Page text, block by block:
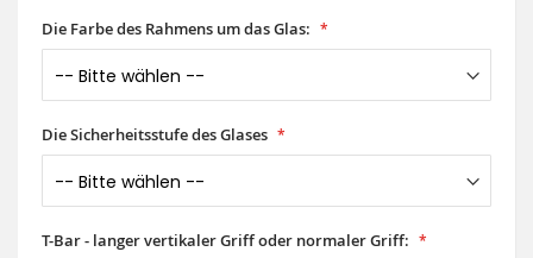
Die Farbe des Rahmens um das Glas:
Die Sicherheitsstufe des Glases
T-Bar - langer vertikaler Griff oder normaler Griff: